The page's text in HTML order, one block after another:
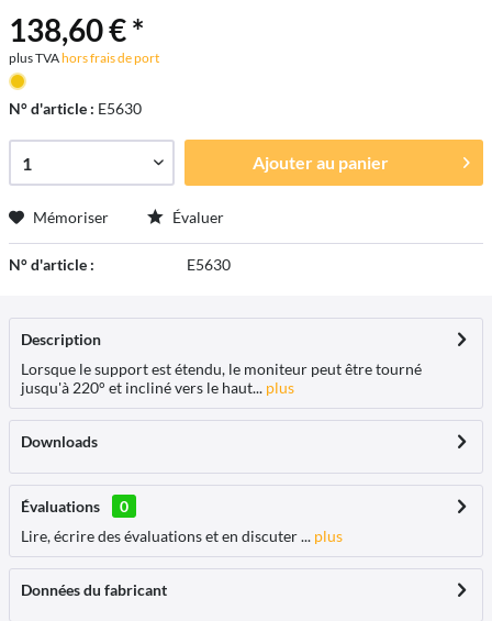
138,60 € *
plus TVAhors frais de port
N° d'article : E5630
Ajouter au panier
Mémoriser Évaluer
N° d'article : E5630
Description
Lorsque le support est étendu, le moniteur peut être tourné
jusqu'à 220° et incliné vers le haut... plus
Downloads
Évaluations
0
Lire, écrire des évaluations et en discuter ... plus
Données du fabricant